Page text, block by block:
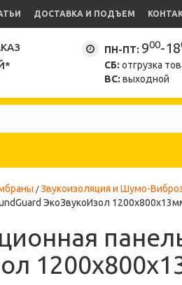
ДОСТАВКА И ПОДЪЕМ
ПН-ПТ: 900-18
СБ: отгрузка
ВС: выходной
Звукоизоляция и Шумо-
ЭкоЗвукоИзол